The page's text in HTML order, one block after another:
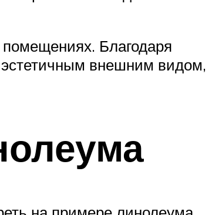
Благодаря
внешним видом,